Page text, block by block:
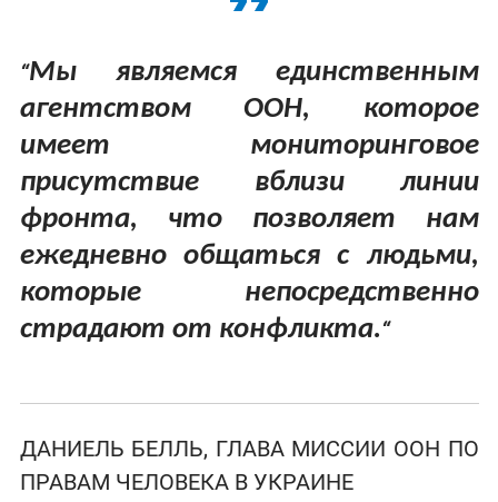
“Мы являемся единственным
агентством ООН, которое
имеет мониторинговое
присутствие вблизи линии
фронта, что позволяет нам
ежедневно общаться с людьми,
которые непосредственно
страдают от конфликта.“
ДАНИЕЛЬ БЕЛЛЬ, ГЛАВА МИССИИ ООН ПО
ПРАВАМ ЧЕЛОВЕКА В УКРАИНЕ